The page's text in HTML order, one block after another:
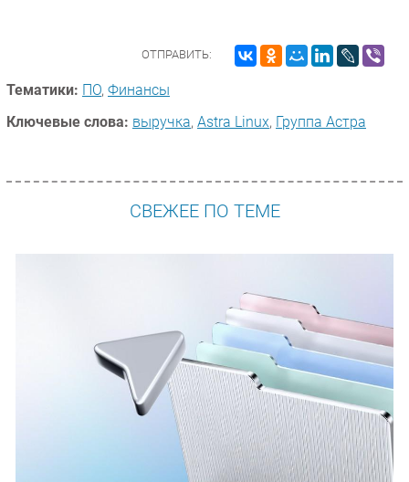
ОТПРАВИТЬ:
Тематики: ПО, Финансы
Ключевые слова: выручка, Astra Linux, Группа Астра
СВЕЖЕЕ ПО ТЕМЕ